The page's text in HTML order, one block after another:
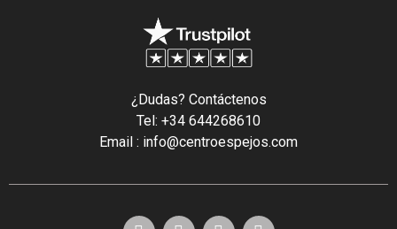
¿Dudas? Contáctenos
Tel: +34 644268610
Email : info@centroespejos.com